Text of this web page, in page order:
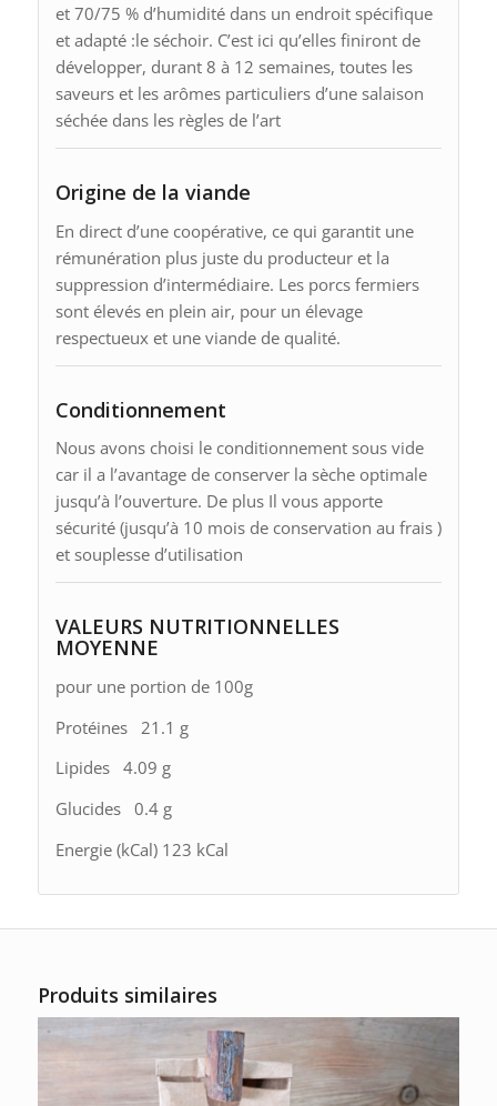
et 70/75 % d’humidité dans un endroit spécifique
et adapté :le séchoir. C’est ici qu’elles finiront de
développer, durant 8 à 12 semaines, toutes les
saveurs et les arômes particuliers d’une salaison
séchée dans les règles de l’art
Origine de la viande
En direct d’une coopérative, ce qui garantit une
rémunération plus juste du producteur et la
suppression d’intermédiaire. Les porcs fermiers
sont élevés en plein air, pour un élevage
respectueux et une viande de qualité.
Conditionnement
Nous avons choisi le conditionnement sous vide
car il a l’avantage de conserver la sèche optimale
jusqu’à l’ouverture. De plus Il vous apporte
sécurité (jusqu’à 10 mois de conservation au frais )
et souplesse d’utilisation
VALEURS NUTRITIONNELLES
MOYENNE
pour une portion de 100g
Protéines 21.1 g
Lipides 4.09 g
Glucides 0.4 g
Energie (kCal) 123 kCal
Produits similaires